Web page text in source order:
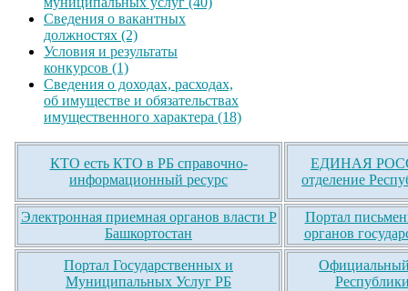
Сведения о вакантных
должностях (2)
Условия и результаты
конкурсов (1)
Сведения о доходах, расходах,
об имуществе и обязательствах
имущественного характера (18)
КТО есть КТО в РБ справочно-
информационный ресурс
ЕДИНАЯ
отделение
Электронная приемная органов власти Р
Башкортостан
Портал
органов
Портал Государственных и
Муниципальных Услуг РБ
Официальный